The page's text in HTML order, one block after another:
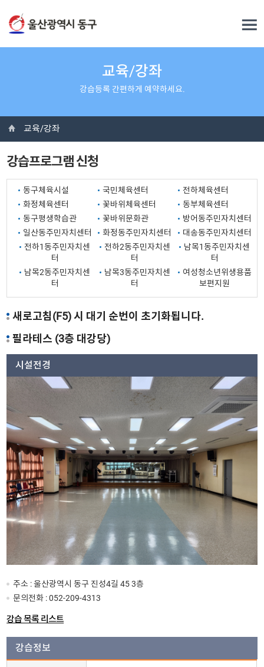
교육/강좌
강습등록 간편하게 예약하세요.
교육/강좌
강습프로그램 신청
동구체육시설 국민체육센터
전하체육센터
화정체육센터
꽃바위체육센터
동부체육센터
동구평생학습관
꽃바위문화관
방어동주민자치센터
일산동주민자치센터
화정동주민자치센터
대송동주민자치센터
전하1동주민자치센
터
전하2동주민자치센
터
남목1동주민자치센
터
남목2동주민자치센
터
남목3동주민자치센
터
여성청소년위생용품
보편지원
새로고침(F5) 시 대기 순번이 초기화됩니다.
필라테스 (3층 대강당)
시설전경
주소 : 울산광역시 동구 진성4길 45 3층
문의전화 :052-209-4313
강습 목록 리스트
강습정보